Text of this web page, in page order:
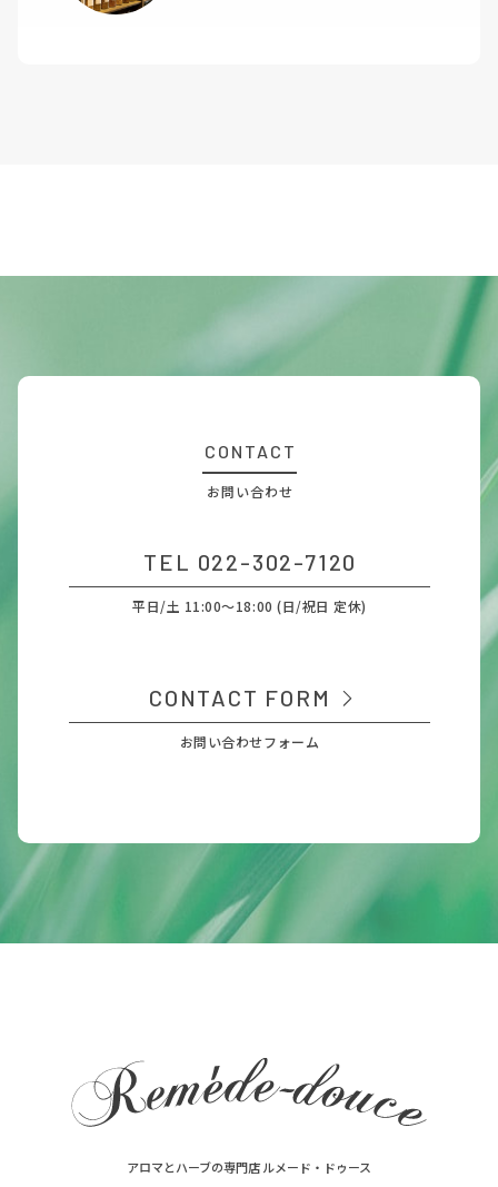
CONTACT
お問い合わせ
TEL 022-302-7120
平日/土 11:00～18:00 (日/祝日 定休)
CONTACT FORM
お問い合わせフォーム
アロマとハーブの専門店 ルメード・ドゥース